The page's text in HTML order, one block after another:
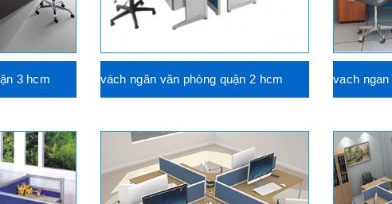
3 hcm vách ngăn văn phòng quận 2 hcm vach